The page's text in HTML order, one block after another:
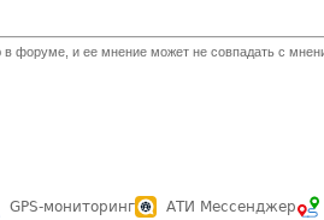
форуме, и ее мнение может не совпадать с
GPS-мониторинг АТИ Мессенджер